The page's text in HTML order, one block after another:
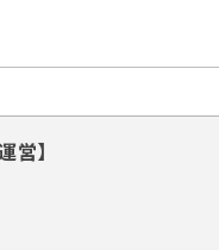
営】